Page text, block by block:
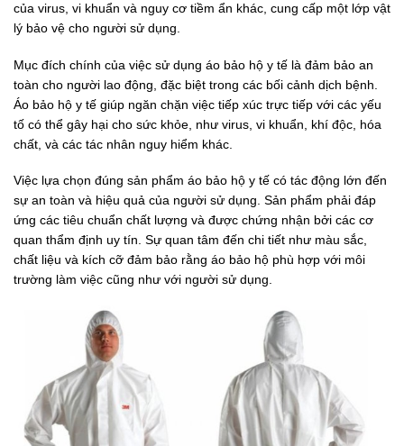
của virus, vi khuẩn và nguy cơ tiềm ẩn khác, cung cấp một lớp vật
lý bảo vệ cho người sử dụng.
Mục đích chính của việc sử dụng áo bảo hộ y tế là đảm bảo an
toàn cho người lao động, đặc biệt trong các bối cảnh dịch bệnh.
Áo bảo hộ y tế giúp ngăn chặn việc tiếp xúc trực tiếp với các yếu
tố có thể gây hại cho sức khỏe, như virus, vi khuẩn, khí độc, hóa
chất, và các tác nhân nguy hiểm khác.
Việc lựa chọn đúng sản phẩm áo bảo hộ y tế có tác động lớn đến
sự an toàn và hiệu quả của người sử dụng. Sản phẩm phải đáp
ứng các tiêu chuẩn chất lượng và được chứng nhận bởi các cơ
quan thẩm định uy tín. Sự quan tâm đến chi tiết như màu sắc,
chất liệu và kích cỡ đảm bảo rằng áo bảo hộ phù hợp với môi
trường làm việc cũng như với người sử dụng.